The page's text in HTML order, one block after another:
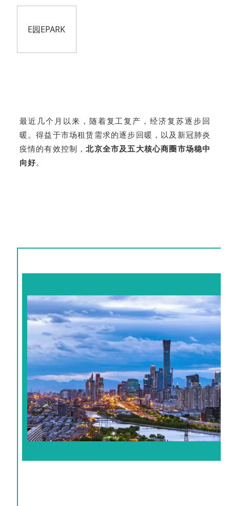
E园EPARK
最近几个月以来，随着复工复产，经济复苏逐步回
暖。得益于市场租赁需求的逐步回暖，以及新冠肺炎
疫情的有效控制，北京全市及五大核心商圈市场稳中
向好。